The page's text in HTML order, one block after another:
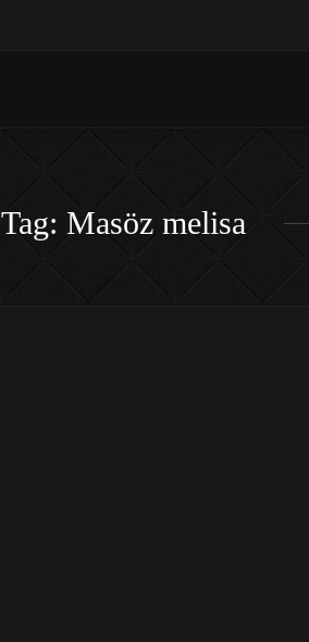
Tag: Masöz melisa